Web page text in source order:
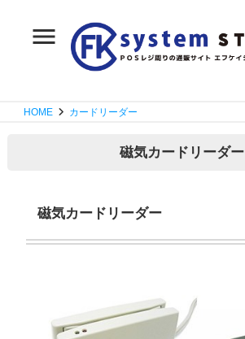
HOME カードリーダー
磁気カードリーダー
磁気カードリーダー